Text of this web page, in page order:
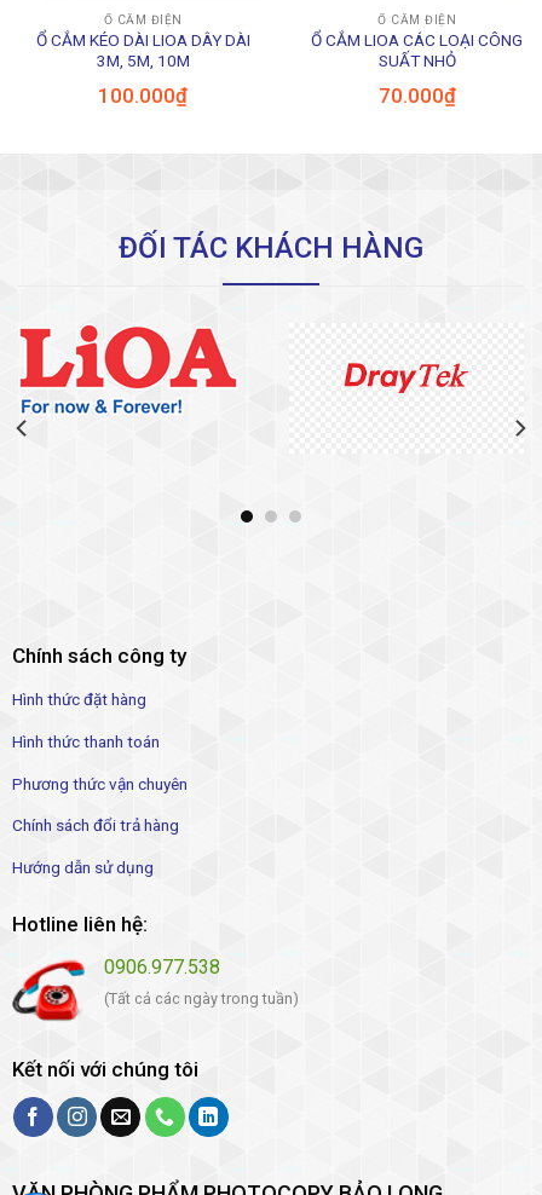
Ổ CẮM ĐIỆN
Ổ CẮM KÉO DÀI LIOA DÂY DÀI
3M, 5M, 10M
100.000₫
Ổ CẮM ĐIỆN
Ổ CẮM LIOA CÁC LOẠI CÔNG
SUẤT NHỎ
70.000₫
ĐỐI TÁC KHÁCH HÀNG
Chính sách công ty
Hình thức đặt hàng
Hình thức thanh toán
Phương thức vận chuyên
Chính sách đổi trả hàng
Hướng dẫn sử dụng
Hotline liên hệ:
0906.977.538
(Tất cả các ngày trong tuần)
Kết nối với chúng tôi